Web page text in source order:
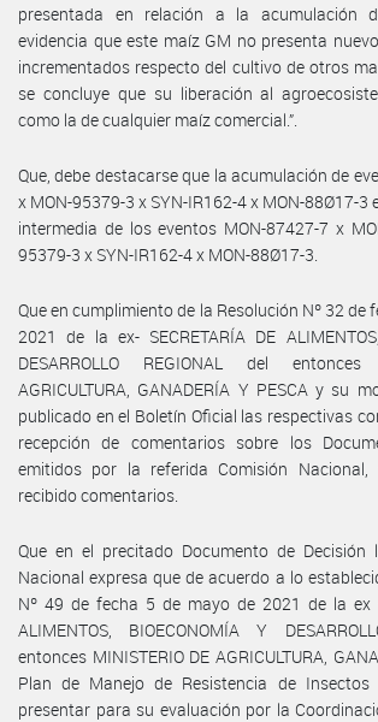
presentada en relación a la acumulación
evidencia que este maíz GM no presenta
incrementados respecto del cultivo de otros
se concluye que su liberación al
como la de cualquier maíz comercial.”.
Que, debe destacarse que la acumulación de
x MON-95379-3 x SYN-IR162-4 x MON-88Ø17-3
intermedia de los eventos MON-87427-7 x
95379-3 x SYN-IR162-4 x MON-88Ø17-3.
Que en cumplimiento de la Resolución Nº 32 de
2021 de la ex- SECRETARÍA DE
DESARROLLO REGIONAL del
AGRICULTURA, GANADERÍA Y PESCA y su
publicado en el Boletín Oficial las respectivas
recepción de comentarios sobre los
emitidos por la referida Comisión
recibido comentarios.
Que en el precitado Documento de Decisión
Nacional expresa que de acuerdo a lo
Nº 49 de fecha 5 de mayo de 2021 de la ex
ALIMENTOS, BIOECONOMÍA Y
entonces MINISTERIO DE AGRICULTURA,
Plan de Manejo de Resistencia de Insectos
presentar para su evaluación por la